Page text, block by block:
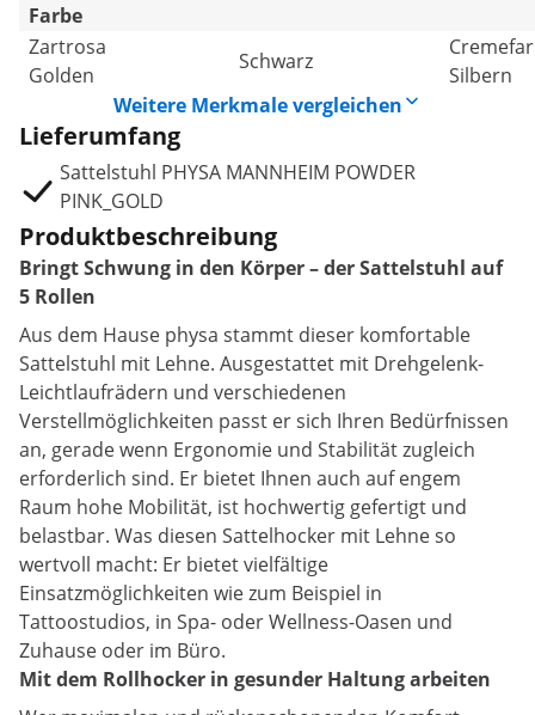
Farbe
Zartrosa
Golden
Schwarz
Silbern
Weitere Merkmale vergleichen
Lieferumfang
Sattelstuhl PHYSA MANNHEIM POWDER
PINK_GOLD
Produktbeschreibung
Bringt Schwung in den Körper – der Sattelstuhl auf
5 Rollen
Aus dem Hause physa stammt dieser komfortable
Sattelstuhl mit Lehne. Ausgestattet mit Drehgelenk-
Leichtlaufrädern und verschiedenen
Verstellmöglichkeiten passt er sich Ihren Bedürfnissen
an, gerade wenn Ergonomie und Stabilität zugleich
erforderlich sind. Er bietet Ihnen auch auf engem
Raum hohe Mobilität, ist hochwertig gefertigt und
belastbar. Was diesen Sattelhocker mit Lehne so
wertvoll macht: Er bietet vielfältige
Einsatzmöglichkeiten wie zum Beispiel in
Tattoostudios, in Spa- oder Wellness-Oasen und
Zuhause oder im Büro.
Mit dem Rollhocker in gesunder Haltung arbeiten